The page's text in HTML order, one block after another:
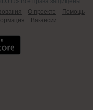
Все права защищены.
О проекте Помощь
Вакансии